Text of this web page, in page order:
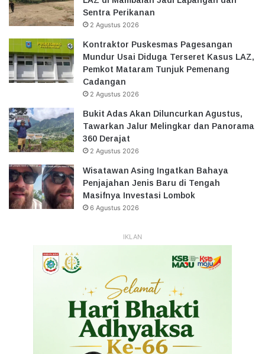
Sentra Perikanan
2 Agustus 2026
Kontraktor Puskesmas Pagesangan
Mundur Usai Diduga Terseret Kasus LAZ,
Pemkot Mataram Tunjuk Pemenang
Cadangan
2 Agustus 2026
Bukit Adas Akan Diluncurkan Agustus,
Tawarkan Jalur Melingkar dan Panorama
360 Derajat
2 Agustus 2026
Wisatawan Asing Ingatkan Bahaya
Penjajahan Jenis Baru di Tengah
Masifnya Investasi Lombok
6 Agustus 2026
IKLAN